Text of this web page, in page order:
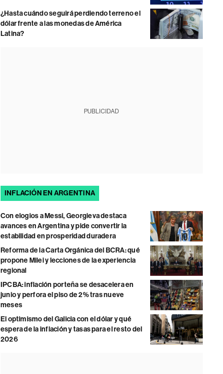
¿Hasta cuándo seguirá perdiendo terreno el
dólar frente a las monedas de América
Latina?
PUBLICIDAD
INFLACIÓN EN ARGENTINA
Con elogios a Messi, Georgieva destaca
avances en Argentina y pide convertir la
estabilidad en prosperidad duradera
Reforma de la Carta Orgánica del BCRA: qué
propone Milei y lecciones de la experiencia
regional
IPCBA: inflación porteña se desacelera en
junio y perfora el piso de 2% tras nueve
meses
El optimismo del Galicia con el dólar y qué
espera de la inflación y tasas para el resto del
2026